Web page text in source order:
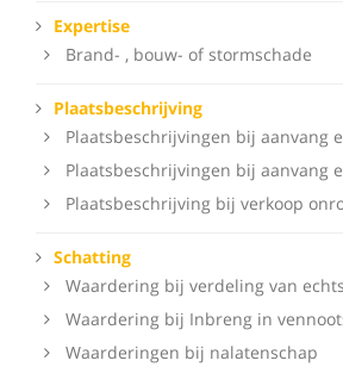
Expertise
Brand- , bouw- of stormschade
Plaatsbeschrijving
Plaatsbeschrijvingen bij aanvang
Plaatsbeschrijvingen bij aanvang
Plaatsbeschrijving bij verkoop
Schatting
Waardering bij verdeling van
Waardering bij Inbreng in
Waarderingen bij nalatenschap